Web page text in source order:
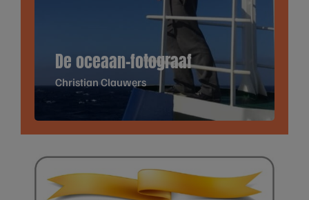
De oceaan-fotograaf
Christian Clauwers